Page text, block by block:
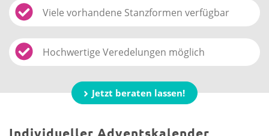
Viele vorhandene Stanzformen verfügbar
Hochwertige Veredelungen möglich
Jetzt beraten lassen!
Individueller Adventskalender